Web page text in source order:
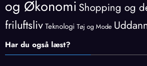
og Økonomi Shopping og
friluftslivTeknologi Tøj og Mode
Har du også læst?